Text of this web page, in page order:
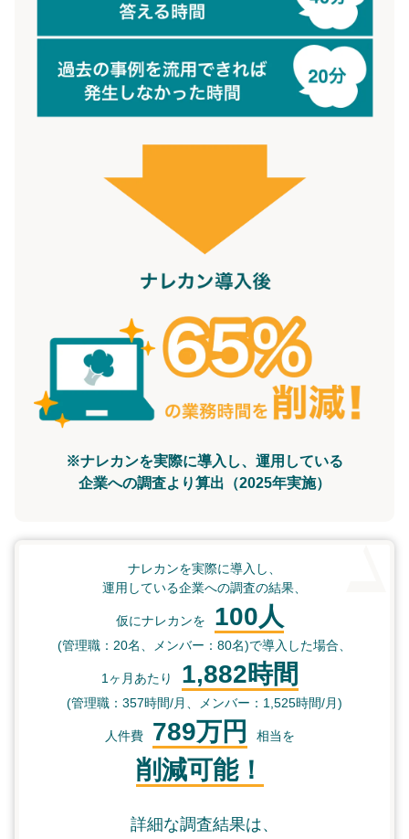
※ナレカンを実際に導入し、運用している
企業への調査より算出（2025年実施）
ナレカンを実際に導入し、
運用している企業への調査の結果、
仮にナレカンを 100人
(管理職：20名、メンバー：80名)で導入した場合、
1ヶ月あたり 1,882時間
(管理職：357時間/月、メンバー：1,525時間/月)
人件費 789万円 相当を
削減可能！
詳細な調査結果は、